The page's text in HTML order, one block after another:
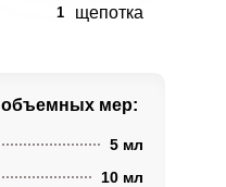
1 щепотка
объемных мер:
5 мл
10 мл